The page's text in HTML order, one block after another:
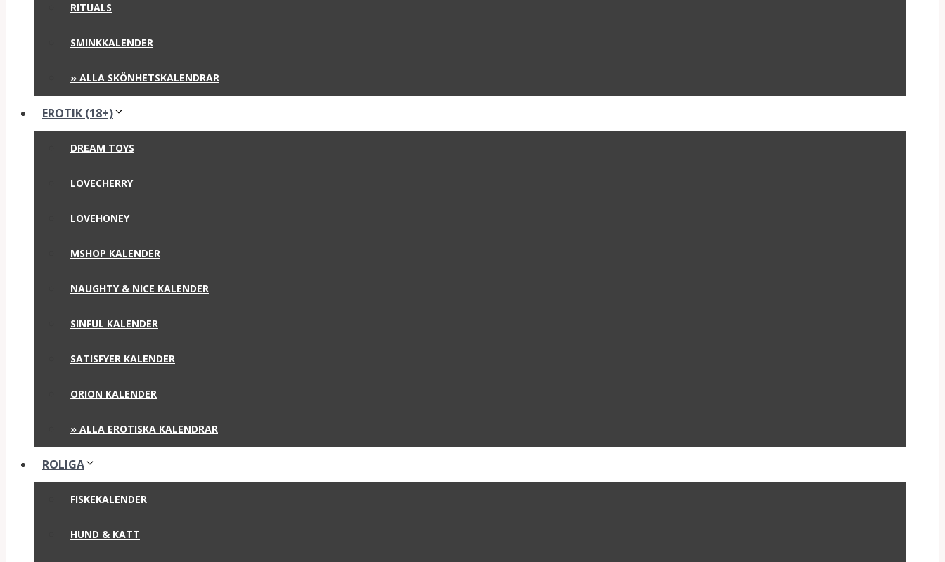
RITUALS
SMINKKALENDER
» ALLA SKÖNHETSKALENDRAR
EROTIK (18+)
DREAM TOYS
LOVECHERRY
LOVEHONEY
MSHOP KALENDER
NAUGHTY & NICE KALENDER
SINFUL KALENDER
SATISFYER KALENDER
ORION KALENDER
» ALLA EROTISKA KALENDRAR
ROLIGA
FISKEKALENDER
HUND & KATT